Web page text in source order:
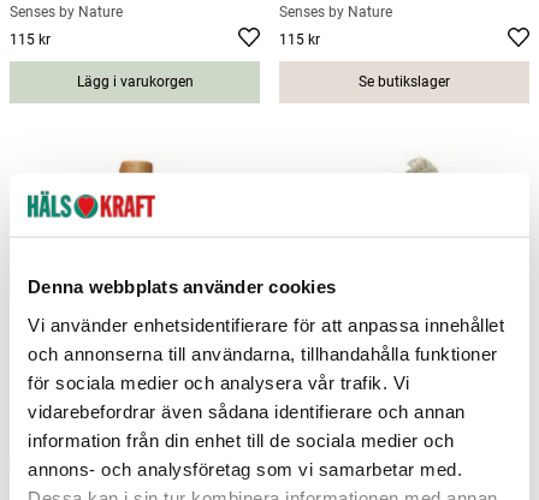
Denna webbplats använder cookies
Vi använder enhetsidentifierare för att anpassa innehållet
och annonserna till användarna, tillhandahålla funktioner
för sociala medier och analysera vår trafik. Vi
vidarebefordrar även sådana identifierare och annan
information från din enhet till de sociala medier och
annons- och analysföretag som vi samarbetar med.
Senses by Nature
Pris:
115 kr
Lägg i varukorgen
Senses by Nature
Pris:
115 kr
Se butikslager
Kropp- & Massageolja Pitta 150ml
Senses by Nature
115 kr
Pimpsten hjärta
Senses by Nature
25 kr